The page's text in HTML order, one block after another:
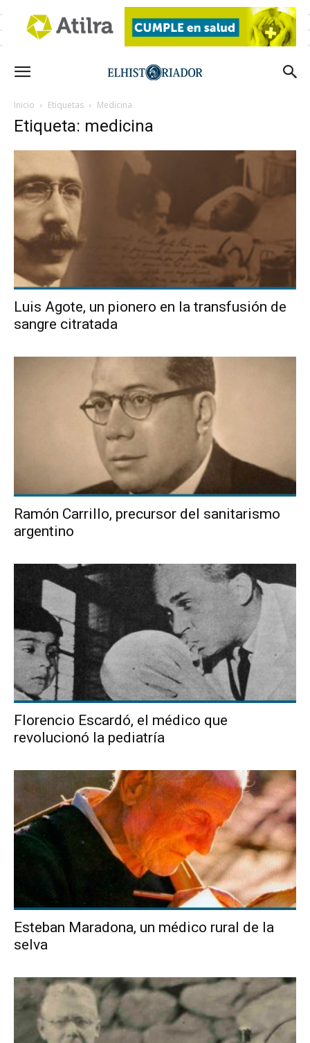
Inicio Etiquetas Medicina
Etiqueta: medicina
Luis Agote, un pionero en la transfusión de
sangre citratada
Ramón Carrillo, precursor del sanitarismo
argentino
Florencio Escardó, el médico que
revolucionó la pediatría
Esteban Maradona, un médico rural de la
selva